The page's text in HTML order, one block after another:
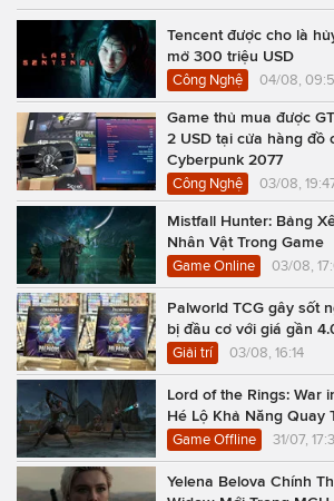
Tencent được cho là
mở 300 triệu USD
Công Nghệ 04/08,
Game thủ mua được
2 USD tại cửa hàng đồ
Cyberpunk 2077
Công Nghệ 03/08,
Mistfall Hunter: Bảng
Nhân Vật Trong Game
Game Online 03/08,
Palworld TCG gây sốt
bị đầu cơ với giá gần
Giải trí 03/08, 16:14
Lord of the Rings: War
Hé Lộ Khả Năng Quay
Game Offline 31/07,
Yelena Belova Chính